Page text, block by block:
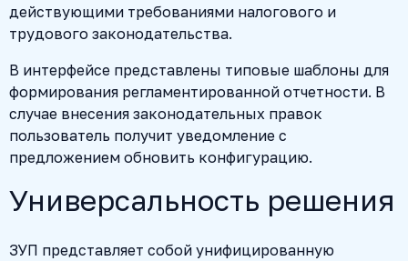
действующими требованиями налогового и
трудового законодательства.
В интерфейсе представлены типовые шаблоны для
формирования регламентированной отчетности. В
случае внесения законодательных правок
пользователь получит уведомление с
предложением обновить конфигурацию.
Универсальность решения
ЗУП представляет собой унифицированную